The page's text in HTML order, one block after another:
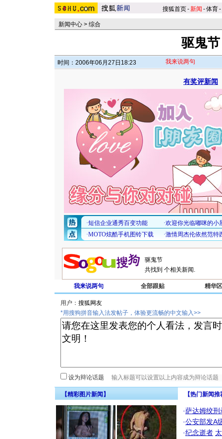
搜狐首页-新闻 -体育-
新闻中心 > 综合
驱鬼节
时间：2006年06月27日18:23 我来说两句
有奖评新闻
共找到 个相关新闻.
我来说两句 全部跟贴 精华区
用户：
*用搜狗拼音输入法发帖子，体验更流畅的中文输入>>
设为辩论话题
【精彩图片新闻】 【热门新闻
·萨达姆绞刑
·公安部发A
·纪念逝者